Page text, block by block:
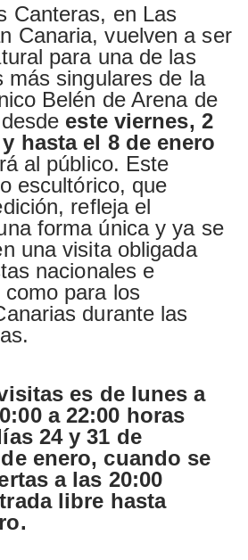
Canteras, en Las
Canaria, vuelven a ser
para una de las
más singulares de la
Belén de Arena de
este viernes, 2
hasta el 8 de enero
al público. Este
escultórico, que
refleja el
forma única y ya se
una visita obligada
nacionales e
para los
durante las
es de lunes a
a 22:00 horas
24 y 31 de
enero, cuando se
a las 20:00
libre hasta